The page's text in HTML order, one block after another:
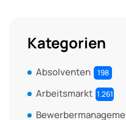
Kategorien
Absolventen 198
Arbeitsmarkt 1.261